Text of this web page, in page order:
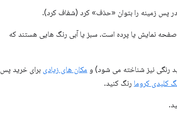
در پس زمینه را بتوان «حذف» کرد (شفاف کرد).
صفحه نمایش یا پرده است. سبز یا آبی رنگ هایی هستند که
رنگی نیز شناخته می شود) و مکان های زیادی برای خرید پس
کلیدی کروما رنگ کنید.